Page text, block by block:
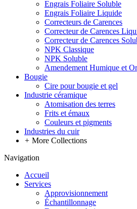
Engrais Foliaire Soluble
Engrais Foliaire Liquide
Correcteurs de Carences
Correcteur de Carences
Correcteur de Carences
NPK Classique
NPK Soluble
Amendement Humique et
Bougie
Cire pour bougie et gel
Industrie céramique
Atomisation des terres
Frits et émaux
Couleurs et pigments
Industries du cuir
+ More Collections
Navigation
Accueil
Services
Approvisionnement
Échantillonnage